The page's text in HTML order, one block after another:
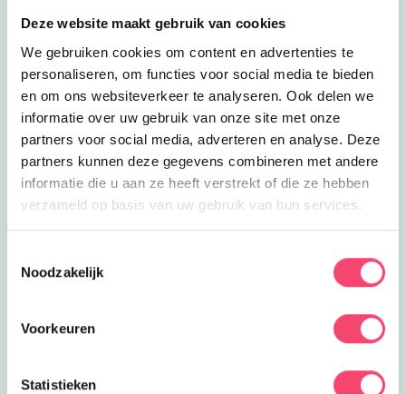
Deze website maakt gebruik van cookies
We gebruiken cookies om content en advertenties te
personaliseren, om functies voor social media te bieden
en om ons websiteverkeer te analyseren. Ook delen we
informatie over uw gebruik van onze site met onze
partners voor social media, adverteren en analyse. Deze
partners kunnen deze gegevens combineren met andere
informatie die u aan ze heeft verstrekt of die ze hebben
verzameld op basis van uw gebruik van hun services.
Noodzakelijk
Voorkeuren
Statistieken
Zomervakantie in onze prachtige regio. Onze website
regenachtige dagen. Maak fijne herinneringen met
Naar de tips!